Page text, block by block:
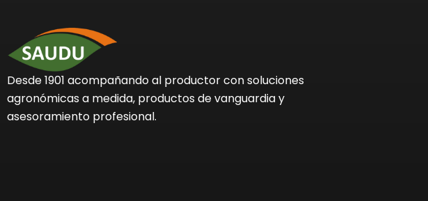
Desde 1901 acompañando al productor con soluciones
agronómicas a medida, productos de vanguardia y
asesoramiento profesional.